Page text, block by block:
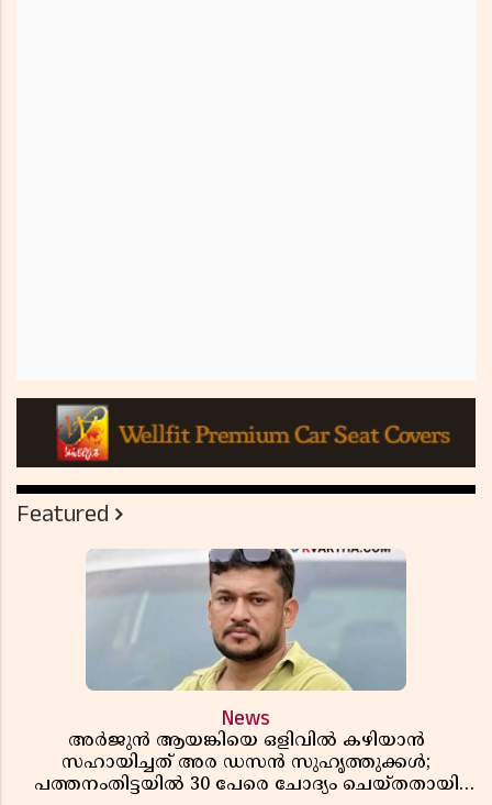
Featured
News
അർജുൻ ആയങ്കിയെ ഒളിവിൽ കഴിയാൻ
സഹായിച്ചത് അര ഡസൻ സുഹൃത്തുക്കൾ;
പത്തനംതിട്ടയിൽ 30 പേരെ ചോദ്യം ചെയ്തതായി